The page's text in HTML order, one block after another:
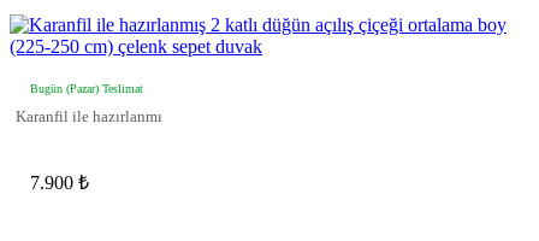
Bugün (Pazar) Teslimat
Karanfil ile hazırlanmı
7.900 ₺